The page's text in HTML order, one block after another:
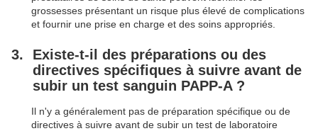
grossesses présentant un risque plus élevé de complications
et fournir une prise en charge et des soins appropriés.
Existe-t-il des préparations ou des
directives spécifiques à suivre avant de
subir un test sanguin PAPP-A ?
Il n'y a généralement pas de préparation spécifique ou de
directives à suivre avant de subir un test de laboratoire